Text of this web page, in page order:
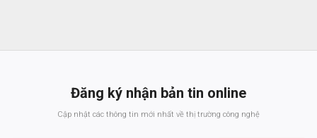
Đăng ký nhận bản tin online
Cập nhật các thông tin mới nhất về thị trường công nghệ